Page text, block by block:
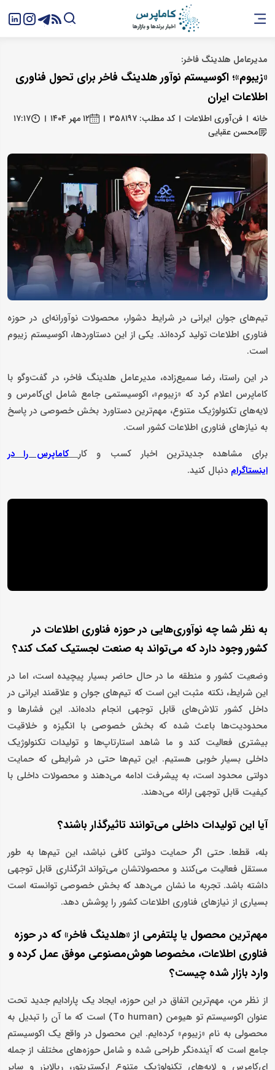
مدیرعامل هلدینگ فاخر:
«زیبوم»؛ اکوسیستم نوآور هلدینگ فاخر برای تحول فناوری
اطلاعات ایران
خانه فن‌آوری اطلاعات کد مطلب: ۳۵۸۱۹۷ ۱۲ مهر ۱۴۰۴
۱۷:۱۷
محسن عقبایی
تیم‌های جوان ایرانی در شرایط دشوار، محصولات نوآورانه‌ای در حوزه
فناوری اطلاعات تولید کرده‌اند. یکی از این دستاوردها، اکوسیستم زیبوم
است.
در این راستا، رضا سمیع‌زاده، مدیرعامل هلدینگ فاخر، در گفت‌وگو با
کاماپرس اعلام کرد که «زیبوم»، اکوسیستمی جامع شامل ای‌کامرس و
لایه‌های تکنولوژیک متنوع، مهم‌ترین دستاورد بخش خصوصی در پاسخ
به نیازهای فناوری اطلاعات کشور است.
برای مشاهده جدیدترین اخبار کسب و کار
کاماپرس را در
اینستاگرام دنبال کنید.
به نظر شما چه نوآوری‌هایی در حوزه فناوری اطلاعات در
کشور وجود دارد که می‌تواند به صنعت لجستیک کمک کند؟
وضعیت کشور و منطقه ما در حال حاضر بسیار پیچیده است، اما در
این شرایط، نکته مثبت این است که تیم‌های جوان و علاقمند ایرانی در
داخل کشور تلاش‌های قابل توجهی انجام داده‌اند. این فشارها و
محدودیت‌ها باعث شده که بخش خصوصی با انگیزه و خلاقیت
بیشتری فعالیت کند و ما شاهد استارتاپ‌ها و تولیدات تکنولوژیک
داخلی بسیار خوبی هستیم. این تیم‌ها حتی در شرایطی که حمایت
دولتی محدود است، به پیشرفت ادامه می‌دهند و محصولات داخلی با
کیفیت قابل توجهی ارائه می‌دهند.
آیا این تولیدات داخلی می‌توانند تاثیرگذار باشند؟
بله، قطعا. حتی اگر حمایت دولتی کافی نباشد، این تیم‌ها به طور
مستقل فعالیت می‌کنند و محصولاتشان می‌تواند اثرگذاری قابل توجهی
داشته باشد. تجربه ما نشان می‌دهد که بخش خصوصی توانسته است
بسیاری از نیازهای فناوری اطلاعات کشور را پوشش دهد.
مهم‌ترین محصول یا پلتفرمی از «هلدینگ فاخر» که در حوزه
فناوری اطلاعات، مخصوصا هوش‌مصنوعی موفق عمل کرده و
وارد بازار شده چیست؟
از نظر من، مهم‌ترین اتفاق در این حوزه، ایجاد یک پارادایم جدید تحت
عنوان اکوسیستم تو هیومن (To human) است که ما آن را تبدیل به
محصولی به نام «زیبوم» کرده‌ایم. این محصول در واقع یک اکوسیستم
جامع است که آینده‌نگر طراحی شده و شامل حوزه‌های مختلف از جمله
ای‌کامرس و لایه‌های تکنولوژیک متنوع ارکستریتور، ریالایزر و سایر